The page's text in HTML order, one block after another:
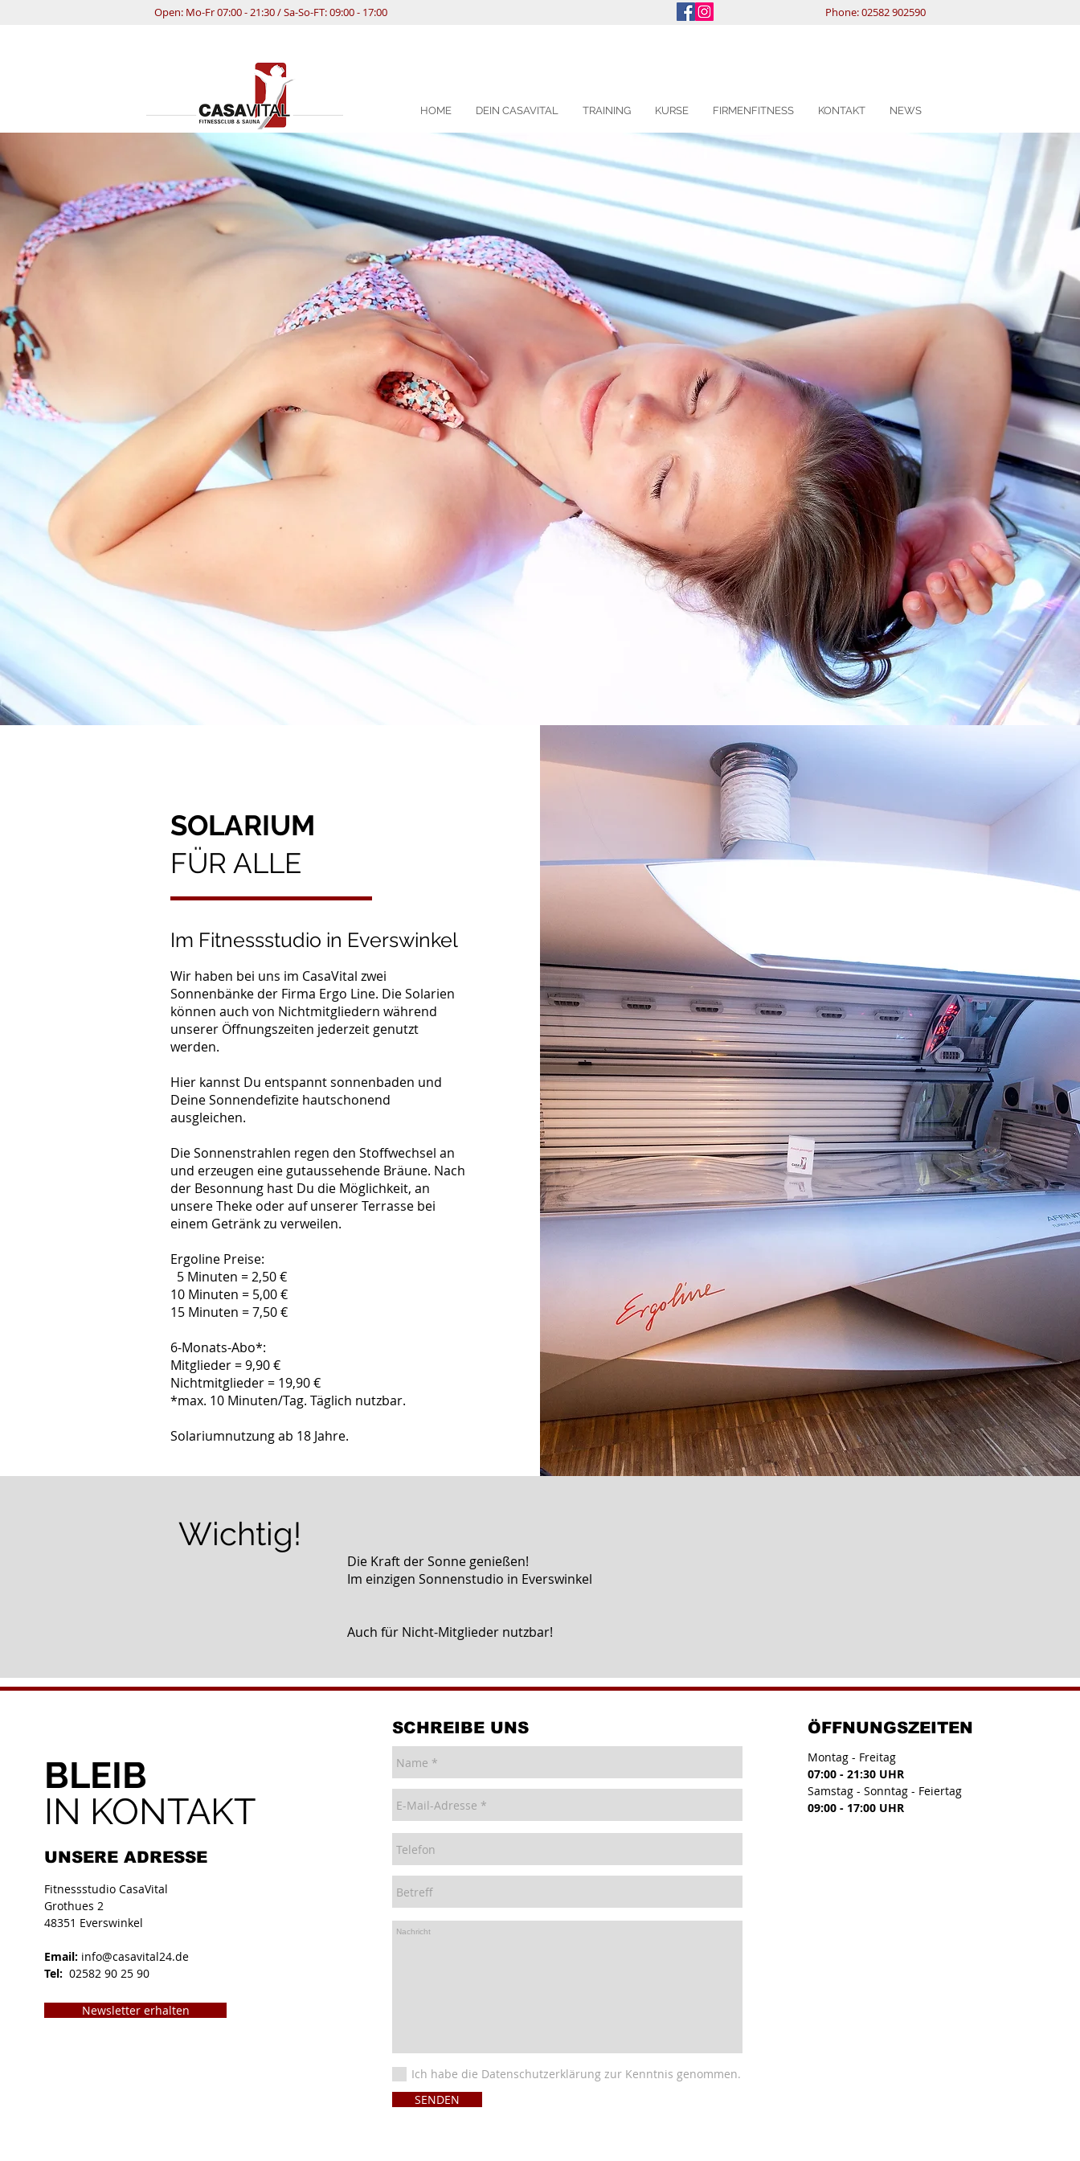
Phone: 02582 902590
Open: Mo-Fr 07:00 - 21:30 / Sa-So-FT: 09:00 - 17:00
HOME DEIN CASAVITAL TRAINING KURSE FIRMENFITNESS KONTAKT NEWS
SOLARIUM
FÜR ALLE
Im Fitnessstudio in Everswinkel
Wir haben bei uns im CasaVital zwei
Sonnenbänke der Firma Ergo Line. Die Solarien
können auch von Nichtmitgliedern während
unserer Öffnungszeiten jederzeit genutzt
werden.
Hier kannst Du entspannt sonnenbaden und
Deine Sonnendefizite hautschonend
ausgleichen.
Die Sonnenstrahlen regen den Stoffwechsel an
und erzeugen eine gutaussehende Bräune. Nach
der Besonnung hast Du die Möglichkeit, an
unsere Theke oder auf unserer Terrasse bei
einem Getränk zu verweilen.
Ergoline Preise:
5 Minuten = 2,50 €
10 Minuten = 5,00 €
15 Minuten = 7,50 €
6-Monats-Abo*:
Mitglieder = 9,90 €
Nichtmitglieder = 19,90 €
*max. 10 Minuten/Tag. Täglich nutzbar.
Solariumnutzung ab 18 Jahre.
Wichtig!
Die Kraft der Sonne genießen!
Im einzigen Sonnenstudio in Everswinkel
Auch für Nicht-Mitglieder nutzbar!
BLEIB
IN KONTAKT
UNSERE ADRESSE
Fitnessstudio CasaVital
Grothues 2
48351 Everswinkel
Email: info@casavital24.de
Tel: 02582 90 25 90
Newsletter erhalten
SCHREIBE UNS
Ich habe die Datenschutzerklärung zur Kenntnis genommen.
SENDEN
ÖFFNUNGSZEITEN
Montag - Freitag
07:00 - 21:30 UHR
Samstag - Sonntag - Feiertag
09:00 - 17:00 UHR